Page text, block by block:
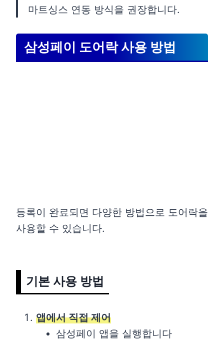
마트싱스 연동 방식을 권장합니다.
삼성페이 도어락 사용 방법
등록이 완료되면 다양한 방법으로 도어락을
사용할 수 있습니다.
기본 사용 방법
앱에서 직접 제어
삼성페이 앱을 실행합니다